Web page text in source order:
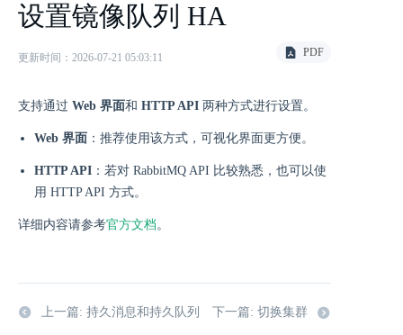
设置镜像队列 HA
更新时间：2026-07-21 05:03:11 PDF
支持通过 Web 界面和 HTTP API 两种方式进行设置。
Web 界面 ：推荐使用该方式，可视化界面更方便。
HTTP API ：若对 RabbitMQ API 比较熟悉，也可以使
用 HTTP API 方式。
详细内容请参考官方文档。
上一篇: 持久消息和持久队列 下一篇: 切换集群